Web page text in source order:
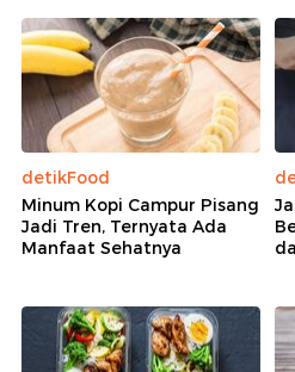
detikFood
Minum Kopi Campur Pisang
Jadi Tren, Ternyata Ada
Manfaat Sehatnya